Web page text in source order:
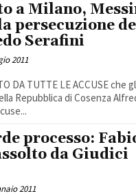
a Milano,
persecuzione
Serafini
2011
DA TUTTE LE ACCUSE che
Repubblica di Cosenza
processo:
da Giudici
2011